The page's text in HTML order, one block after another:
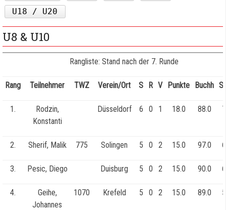
U18 / U20
U8 & U10
Rangliste: Stand nach der 7. Runde
Rang Teilnehmer TWZ Verein/Ort S R V Punkte Buchh
1.
Rodzin,
Konstanti
Düsseldorf 6 0 1 18.0 88.0
2. Sherif, Malik 775 Solingen 5 0 2 15.0 97.0
3. Pesic, Diego Duisburg 5 0 2 15.0 90.0
4.
Geihe,
Johannes
1070 Krefeld 5 0 2 15.0 89.0